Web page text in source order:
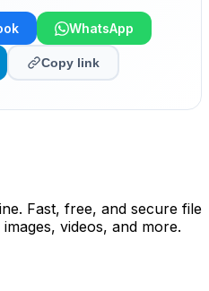
WhatsApp
Copy link
Fast, free, and secure file
videos, and more.